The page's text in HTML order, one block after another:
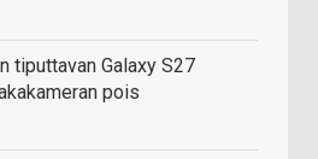
tiputtavan Galaxy S27
pois